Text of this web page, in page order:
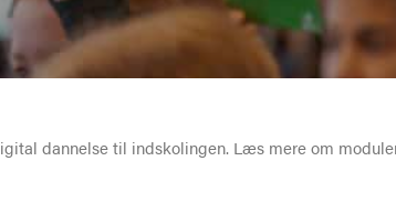
dannelse til indskolingen. Læs mere om